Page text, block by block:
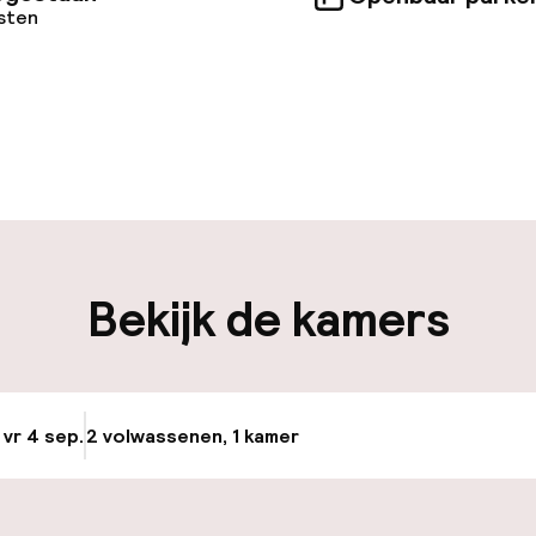
op eigen
op eigen
Parkeerservice
Openbaar
Bekijk de kamers
4 sep.2 volwassenen, 1 kamer